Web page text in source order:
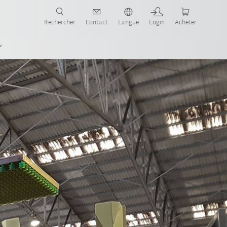
Rechercher Contact Langue Login Acheter